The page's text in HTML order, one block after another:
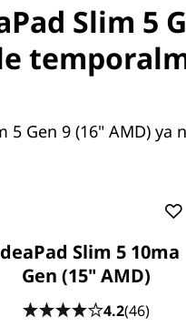
por tener
cual sea
una
y el
Slim 5
Gen 9 (16" AMD) ya
Slim 5 10ma
Gen (15" AMD)
4.2(46)